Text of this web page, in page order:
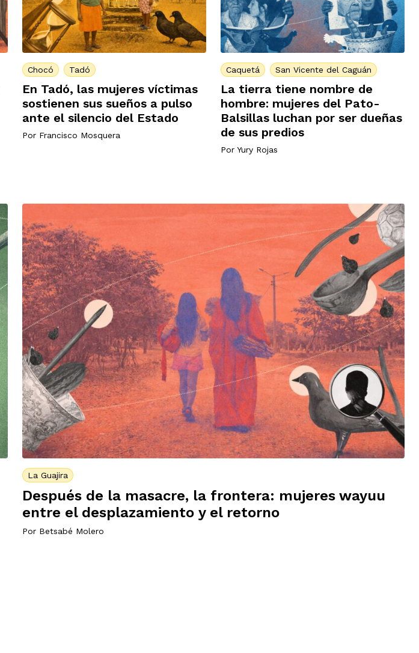
Chocó Tadó
En Tadó, las mujeres víctimas
sostienen sus sueños a pulso
ante el silencio del Estado
Por Francisco Mosquera
Caquetá San Vicente del Caguán
La tierra tiene nombre de
hombre: mujeres del Pato-
Balsillas luchan por ser dueñas
de sus predios
Por Yury Rojas
La Guajira
Después de la masacre, la frontera: mujeres wayuu
entre el desplazamiento y el retorno
Por Betsabé Molero